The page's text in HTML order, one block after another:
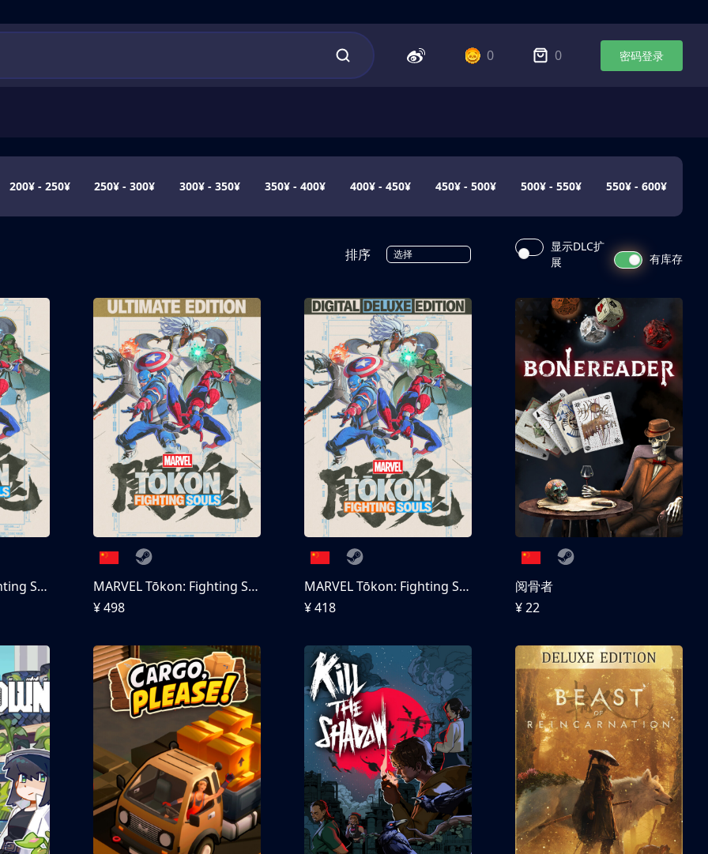
0 0 密码登录
200¥ - 250¥ 250¥ - 300¥ 300¥ - 350¥ 350¥ - 400¥ 400¥ - 450¥ 450¥ - 500¥ 500¥ - 550¥ 550¥ - 600¥
排序 选择
显示DLC扩
展
有库存
MARVEL Tōkon: Fighting Souls
MARVEL Tōkon: Fighting Souls 终极版
¥ 498
MARVEL Tōkon: Fighting Souls 数字豪华版
¥ 418
阅骨者
¥ 22